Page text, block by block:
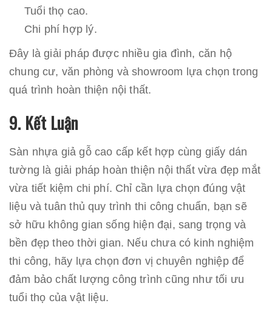
Tuổi thọ cao.
Chi phí hợp lý.
Đây là giải pháp được nhiều gia đình, căn hộ
chung cư, văn phòng và showroom lựa chọn trong
quá trình hoàn thiện nội thất.
9. Kết Luận
Sàn nhựa giả gỗ cao cấp kết hợp cùng giấy dán
tường là giải pháp hoàn thiện nội thất vừa đẹp mắt
vừa tiết kiệm chi phí. Chỉ cần lựa chọn đúng vật
liệu và tuân thủ quy trình thi công chuẩn, bạn sẽ
sở hữu không gian sống hiện đại, sang trọng và
bền đẹp theo thời gian. Nếu chưa có kinh nghiệm
thi công, hãy lựa chọn đơn vị chuyên nghiệp để
đảm bảo chất lượng công trình cũng như tối ưu
tuổi thọ của vật liệu.